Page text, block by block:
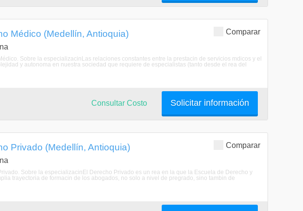
Comparar
Médico (Medellín, Antioquia)
Sobre la especializacinLas relaciones constantes entre la prestacin de servicios mdicos y el
y autonoma en nuestra sociedad que requiere de especialistas (tanto desde el rea del
Solicitar información
Consultar Costo
Comparar
Privado (Medellín, Antioquia)
Sobre la especializacinEl Derecho Privado es un rea en la que la Escuela de Derecho y
trayectoria de formacin de los abogados, no solo a nivel de pregrado, sino tambin de